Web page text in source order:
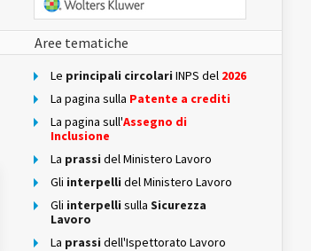
Aree tematiche
Le principali circolari INPS del 2026
La pagina sulla Patente a crediti
La pagina sull'Assegno di
Inclusione
La prassi del Ministero Lavoro
Gli interpelli del Ministero Lavoro
Gli interpelli sulla Sicurezza
Lavoro
La prassi dell'Ispettorato Lavoro